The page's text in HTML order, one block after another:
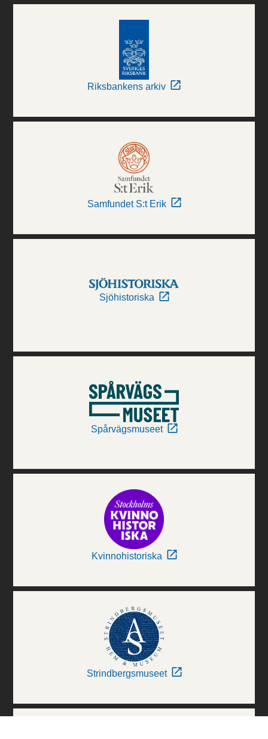
Riksbankens arkiv
Samfundet S:t Erik
Sjöhistoriska
Spårvägsmuseet
Kvinnohistoriska
Strindbergsmuseet